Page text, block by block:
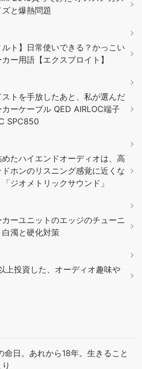
ズと爆熱問題
ルト】日常使いできる？かっこい
ー用語【エクスプロイト】
ストを手放したあと、私が選んだ
カーケーブル QED AIRLOC端子
SPC850
めたハイエンドオーディオは、高
ホンのリスニング感覚に近くな
ジオメトリックサウンド」
カーユニットのエッジのチューニ
白濁と硬化対策
上投資した、オーディオ趣味や
日。あれから18年。生きること